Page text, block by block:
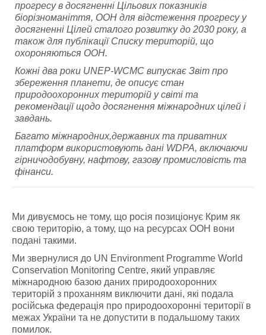
прогресу в досягненні Цільових показників
біорізноманіття, ООН для відстеження прогресу у
досягненні Цілей сталого розвитку до 2030 року, а
також для публікації Списку територій, що
охороняються ООН.
Кожні два роки UNEP-WCMC випускає Звіт про
збереження планети, де описує стан
природоохоронних територій у світі та
рекомендації щодо досягнення міжнародних цілей і
завдань.
Багато міжнародних,державних та приватних
платформ використовують дані WDPA, включаючи
гірничодобувну, нафтову, газову промисловість та
фінанси.
Ми дивуємось не тому, що росія позиціонує Крим як
свою територію, а тому, що на ресурсах ООН вони
подані такими.
Ми звернулися до UN Environment Programme World
Conservation Monitoring Centre, який управляє
міжнародною базою даних природоохоронних
територій з проханням виключити дані, які подала
російська федерація про природоохоронні території в
межах України та не допустити в подальшому таких
помилок.